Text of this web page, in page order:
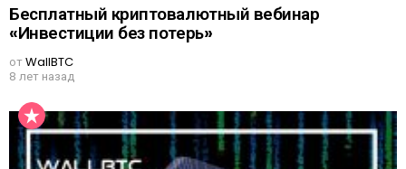
Бесплатный криптовалютный вебинар
«Инвестиции без потерь»
отWallBTC
8 лет назад